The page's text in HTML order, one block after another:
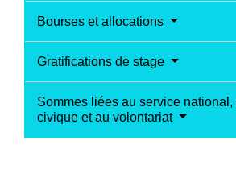
Bourses et allocations
Gratifications de stage
Sommes liées au service
civique et au volontariat